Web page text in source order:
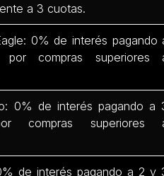
a 3 cuotas.
0% de interés pagando
compras superiores
0% de interés pagando a
compras superiores
de interés pagando a 2 y